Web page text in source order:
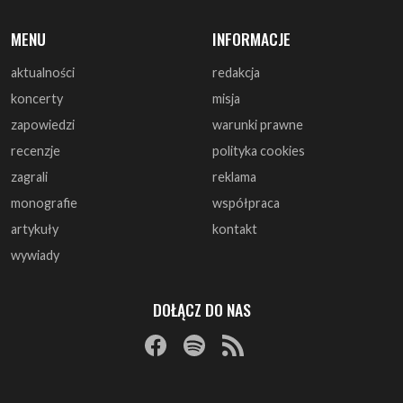
zapowiedzi
recenzje
zagrali
monografie
artykuły
wywiady
warunki prawne
polityka cookies
reklama
współpraca
kontakt
DOŁĄCZ DO NAS
© 1997 - 2025 ArtRock.pl - Wszelkie prawa zastrzeżone.